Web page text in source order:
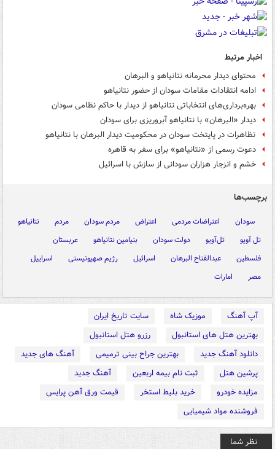
اخبار مرتبط
محتوای دیدار محرمانه نتانیاهو و البرهان
ادامه انتقادات مقامات سودان از حضور نتانیاهو
بهره‌برداری‌های انتخاباتی نتانیاهو از دیدار با حاکم نظامی سودان
دیدار «البرهان» با نتانیاهو آبروریزی برای سودان
تظاهرات در پایتخت سودان در محکومیت دیدار البرهان با نتانیاهو
دعوت رسمی از «نتانیاهو» برای سفر به قاهره
خشم و انزجار هزاران سودانی از سازش با اسرائیل
برچسب‌ها
سودان اعتراضات مردمی اعتراض مردم سودان مردم
نتانیاهو
تل آویو
تل‌آویو دولت سودان بنیامین نتانیاهو
عربستان
فلسطین
عبدالفتاح البرهان اسرائیل رژیم صهیونیستی
اسراییل
مصر
امارات
آپ آهنگ موزیک شاه
سایت تاریخ ایران
بهترین هتل های استانبول
رزرو هتل استانبول
دانلود آهنگ جدید
بهترین جراح بینی ترمیمی
آهنگ های جدید
پرشین هتل
ثبت نام بیمه اربعین
آهنگ جدید
مزایده خودرو
خرید بلیط استخر
قیمت ورق آهن پرایس
فروشنده مواد شیمیایی
نظر شما